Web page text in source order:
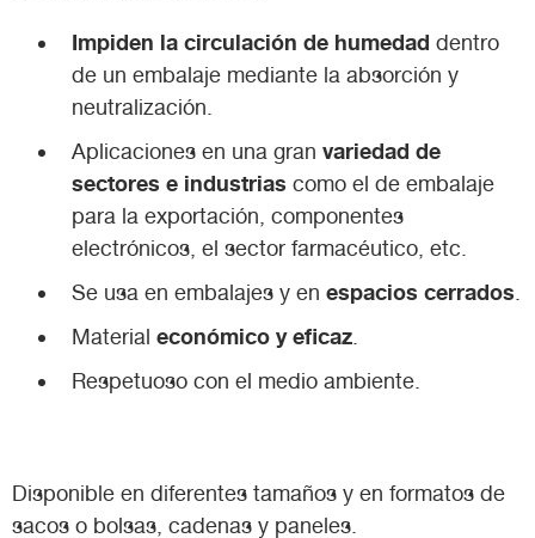
Impiden la circulación de humedad dentro
de un embalaje mediante la absorción y
neutralización.
Aplicaciones en una gran variedad de
sectores e industrias como el de embalaje
para la exportación, componentes
electrónicos, el sector farmacéutico, etc.
Se usa en embalajes y en espacios cerrados
Material económico y eficaz
Respetuoso con el medio ambiente.
Disponible en diferentes tamaños y en formatos de
sacos o bolsas, cadenas y paneles.